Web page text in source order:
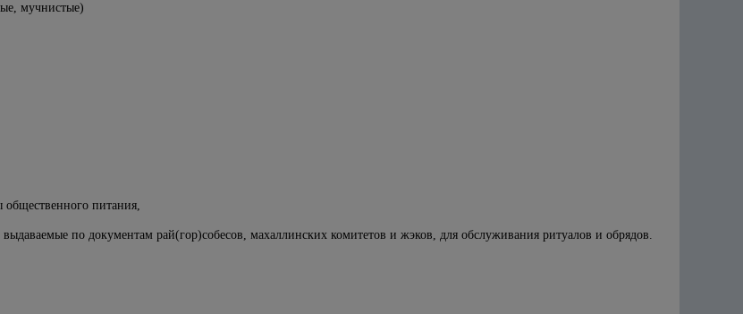
мучнистые)
общественного питания,
по документам рай(гор)собесов, махаллинских комитетов и жэков, для обслуживания ритуалов и обрядов.